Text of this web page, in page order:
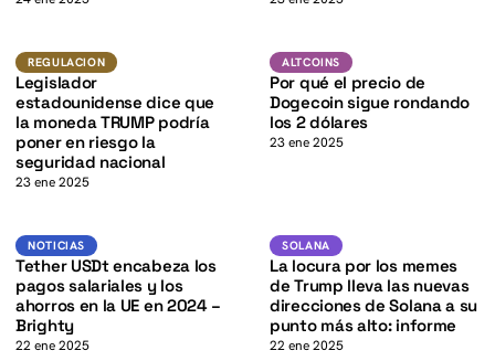
Regulacion
REGULACION
Legislador
estadounidense dice que
la moneda TRUMP podría
poner en riesgo la
seguridad nacional
23 ene 2025
ALTCOINSDOGE
ALTCOINS
Por qué el precio de
Dogecoin sigue rondando
los 2 dólares
23 ene 2025
NOTICIASUSDT
K
NOTICIAS
Tether USDt encabeza los
pagos salariales y los
ahorros en la UE en 2024 –
Brighty
22 ene 2025
SOLANA SOL
SOLANA
La locura por los memes
de Trump lleva las nuevas
direcciones de Solana a su
punto más alto: informe
22 ene 2025